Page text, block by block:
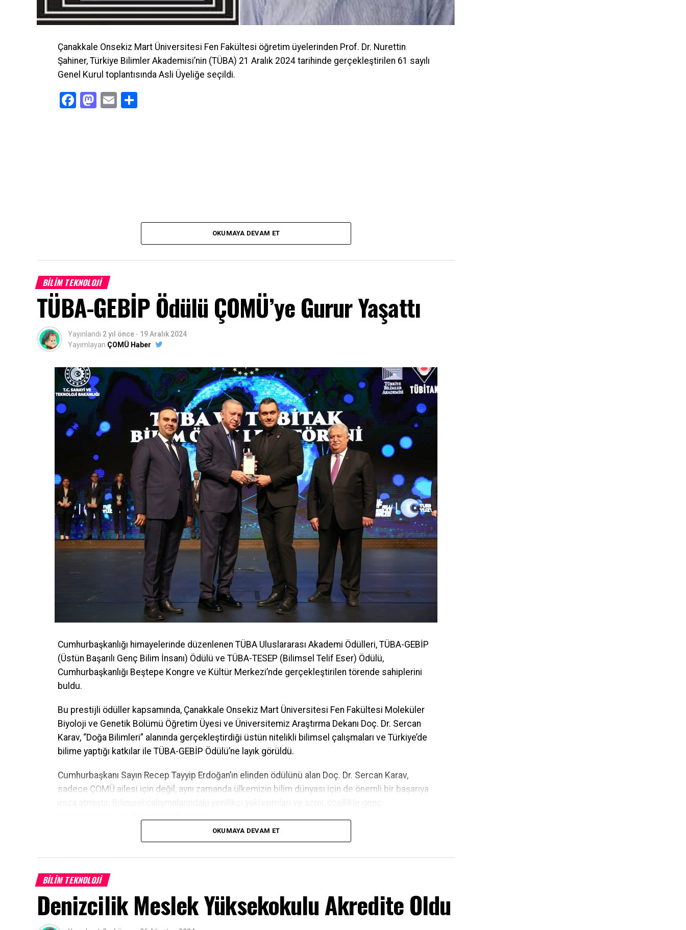
Çanakkale Onsekiz Mart Üniversitesi Fen Fakültesi öğretim üyelerinden Prof. Dr. Nurettin
Şahiner, Türkiye Bilimler Akademisi’nin (TÜBA) 21 Aralık 2024 tarihinde gerçekleştirilen 61 sayılı
Genel Kurul toplantısında Asli Üyeliğe seçildi.
Facebook
Mastodon
Email
OKUMAYA DEVAM ET
BILIM TEKNOLOJI
TÜBA-GEBİP Ödülü ÇOMÜ’ye Gurur Yaşattı
Yayınlandı 2 yıl önce - 19 Aralık 2024
Yayımlayan ÇOMÜ Haber
Cumhurbaşkanlığı himayelerinde düzenlenen TÜBA Uluslararası Akademi Ödülleri, TÜBA-GEBİP
(Üstün Başarılı Genç Bilim İnsanı) Ödülü ve TÜBA-TESEP (Bilimsel Telif Eser) Ödülü,
Cumhurbaşkanlığı Beştepe Kongre ve Kültür Merkezi’nde gerçekleştirilen törende sahiplerini
buldu.
Bu prestijli ödüller kapsamında, Çanakkale Onsekiz Mart Üniversitesi Fen Fakültesi Moleküler
Biyoloji ve Genetik Bölümü Öğretim Üyesi ve Üniversitemiz Araştırma Dekanı Doç. Dr. Sercan
Karav, “Doğa Bilimleri” alanında gerçekleştirdiği üstün nitelikli bilimsel çalışmaları ve Türkiye’de
bilime yaptığı katkılar ile TÜBA-GEBİP Ödülü’ne layık görüldü.
Cumhurbaşkanı Sayın Recep Tayyip Erdoğan’ın elinden ödülünü alan Doç. Dr. Sercan Karav,
sadece ÇOMÜ ailesi için değil, aynı zamanda ülkemizin bilim dünyası için de önemli bir başarıya
Çanakkale Onsekiz Mart Üniversitesi Rektörü Prof. Dr. R. Cüneyt Erenoğlu, Araştırma Dekanlığı
taçlandırmak bizler için gurur kaynağıdır. Bu başarı, genç araştırmacılarımızın bilime ve
teknolojiye olan ilgisini artırarak yeni projeler için cesaretlendirecektir” dedi.
Facebook
Mastodon
EmailShare
OKUMAYA DEVAM ET
BILIM TEKNOLOJI
Denizcilik Meslek Yüksekokulu Akredite Oldu